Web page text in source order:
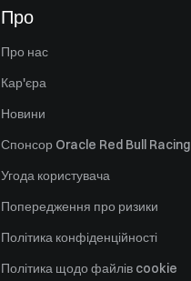
Про
Про нас
Кар'єра
Новини
Спонсор Oracle Red Bull Racing
Угода користувача
Попередження про ризики
Політика конфіденційності
Політика щодо файлів cookie